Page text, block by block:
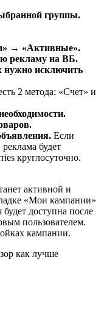
группы.
→ «Активные».
рекламу на ВБ.
нужно исключить
2 метода: «Счет» и
Если
будет
круглосуточно.
активной и
«Мои кампании»
доступна после
пользователем.
кампании.